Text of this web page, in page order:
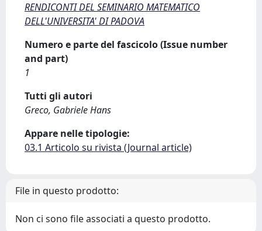
RENDICONTI DEL SEMINARIO MATEMATICO
DELL'UNIVERSITA' DI PADOVA
Numero e parte del fascicolo (Issue number
and part)
1
Tutti gli autori
Greco, Gabriele Hans
Appare nelle tipologie:
03.1 Articolo su rivista (Journal article)
File in questo prodotto:
Non ci sono file associati a questo prodotto.